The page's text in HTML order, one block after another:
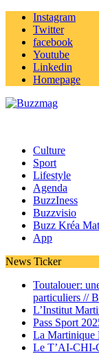
Instagram
Twitter
facebook
Youtube
Linkedin
Homepage
Culture
Sport
Lifestyle
Agenda
BuzzIness
Buzzvisio
Buzz Kréa
App
News Ticker
Toutalouer:
particuliers //
L’Institut
Pass Sport
La Martinique
Le T’AI-CHI-